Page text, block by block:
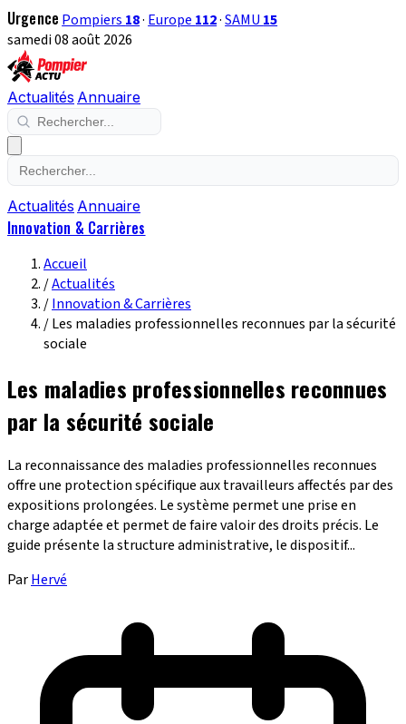
Urgence Pompiers 18· Europe 112·SAMU 15
samedi 08 août 2026
Actualités Annuaire
Actualités Annuaire
Innovation & Carrières
Accueil
/Actualités
/Innovation & Carrières
/Les maladies professionnelles reconnues par la sécurité
sociale
Les maladies professionnelles reconnues
par la sécurité sociale
La reconnaissance des maladies professionnelles reconnues
offre une protection spécifique aux travailleurs affectés par des
expositions prolongées. Le système permet une prise en
charge adaptée et permet de faire valoir des droits précis. Le
guide présente la structure administrative, le dispositif...
ParHervé